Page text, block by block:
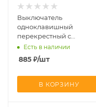
Выключатель
одноклавишный
перекрестный с
подсветкой Rikett Белый
сатин 32051+35602 MW +
32019
Есть в наличии
885 ₽/шт
В КОРЗИНУ